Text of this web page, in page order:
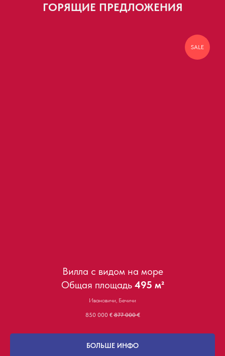
ГОРЯЩИЕ ПРЕДЛОЖЕНИЯ
SALE
Вилла с видом на море
Общая площадь 495 м²
Ивановичи, Бечичи
850 000 € 877 000 €
БОЛЬШЕ ИНФО